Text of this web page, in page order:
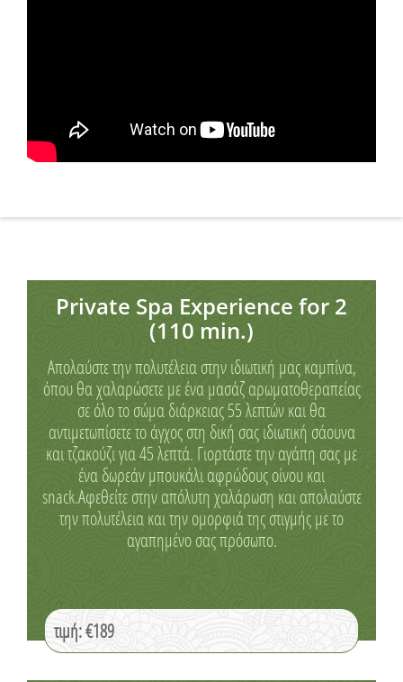
Private Spa Experience for 2
(110 min.)
Απολαύστε την πολυτέλεια στην ιδιωτική μας καμπίνα,
όπου θα χαλαρώσετε με ένα μασάζ αρωματοθεραπείας
σε όλο το σώμα διάρκειας 55 λεπτών και θα
αντιμετωπίσετε το άγχος στη δική σας ιδιωτική σάουνα
και τζακούζι για 45 λεπτά. Γιορτάστε την αγάπη σας με
ένα δωρεάν μπουκάλι αφρώδους οίνου και
snack.Αφεθείτε στην απόλυτη χαλάρωση και απολαύστε
την πολυτέλεια και την ομορφιά της στιγμής με το
αγαπημένο σας πρόσωπο.
τιμή: €189